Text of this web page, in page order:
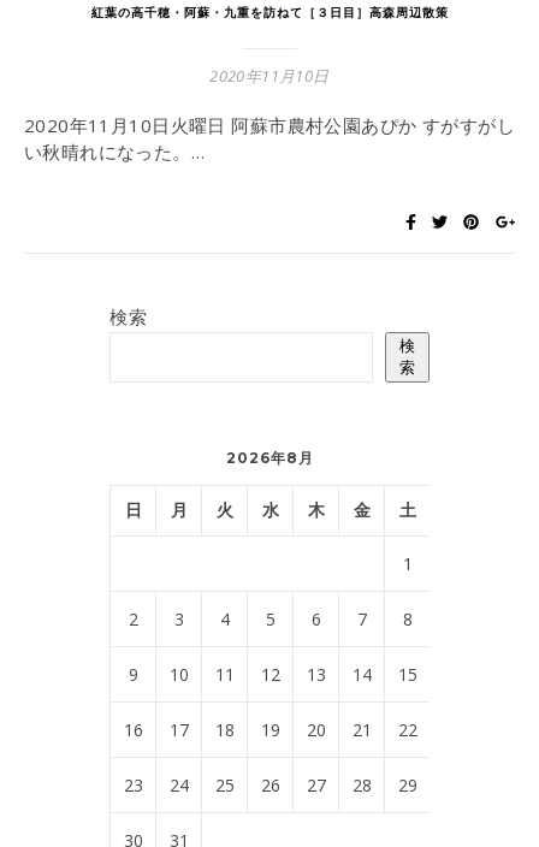
紅葉の高千穂・阿蘇・九重を訪ねて［３日目］高森周辺散策
2020年11月10日
2020年11月10日火曜日 阿蘇市農村公園あぴか すがすがし
い秋晴れになった。…
検索
検
索
2026年8月
日 月 火 水 木 金 土
1
2 3 4 5 6 7 8
9 10 11 12 13 14 15
16 17 18 19 20 21 22
23 24 25 26 27 28 29
30 31